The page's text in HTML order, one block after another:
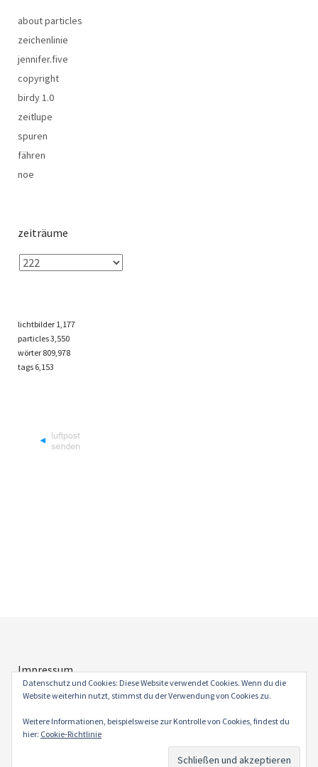
about particles
zeichenlinie
jennifer.five
copyright
birdy 1.0
zeitlupe
spuren
fähren
noe
zeiträume
lichtbilder 1,177
particles3,550
wörter 809,978
tags 6,153
Impressum
Datenschutz
Datenschutz und Cookies: Diese Website verwendet Cookies. Wenn du die
Website weiterhin nutzt, stimmst du der Verwendung von Cookies zu.
Weitere Informationen, beispielsweise zur Kontrolle von Cookies, findest du
hier: Cookie-Richtlinie